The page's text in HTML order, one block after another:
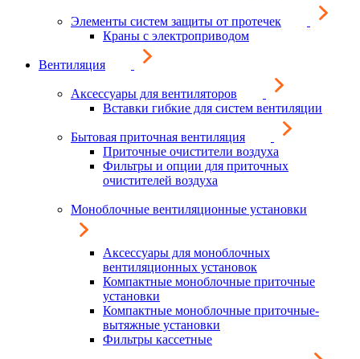
Элементы систем защиты от протечек
Краны с электроприводом
Вентиляция
Аксессуары для вентиляторов
Вставки гибкие для систем вентиляции
Бытовая приточная вентиляция
Приточные очистители воздуха
Фильтры и опции для приточных
очистителей воздуха
Моноблочные вентиляционные установки
Аксессуары для моноблочных
вентиляционных установок
Компактные моноблочные приточные
установки
Компактные моноблочные приточные-
вытяжные установки
Фильтры кассетные